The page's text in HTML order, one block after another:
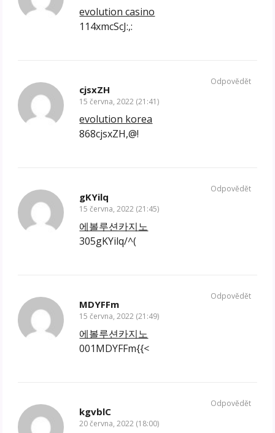
evolution casino
114xmcScJ:,:
cjsxZH
15 června, 2022 (21:41)
evolution korea
868cjsxZH,@!
Odpovědět
gKYilq
15 června, 2022 (21:45)
에볼루션카지노
305gKYilq/^(
Odpovědět
MDYFFm
15 června, 2022 (21:49)
에볼루션카지노
001MDYFFm{{<
Odpovědět
kgvblC
20 června, 2022 (18:00)
Odpovědět